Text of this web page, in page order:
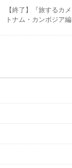
【終了】『旅するカ
トナム・カンボジア編